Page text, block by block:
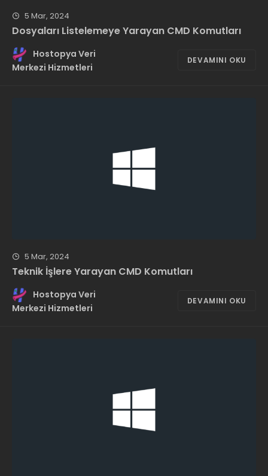
5 Mar, 2024
Dosyaları Listelemeye Yarayan CMD Komutları
Hostopya Veri
Merkezi Hizmetleri
DEVAMINI OKU
5 Mar, 2024
Teknik İşlere Yarayan CMD Komutları
Hostopya Veri
Merkezi Hizmetleri
DEVAMINI OKU